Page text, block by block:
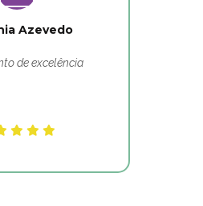
Azevedo
de excelência